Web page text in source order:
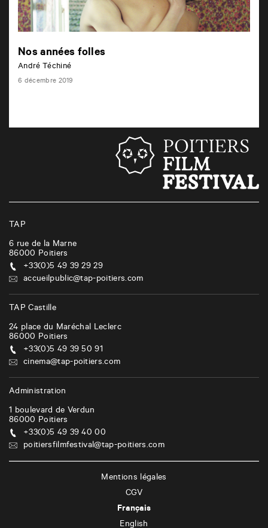
Nos années folles
André Téchiné
6 décembre 2019
TAP
6 rue de la Marne
86000 Poitiers
+33(0)5 49 39 29 29
accueilpublic@tap-poitiers.com
TAP Castille
24 place du Maréchal Leclerc
86000 Poitiers
+33(0)5 49 39 50 91
cinema@tap-poitiers.com
Administration
1 boulevard de Verdun
86000 Poitiers
+33(0)5 49 39 40 00
poitiersfilmfestival@tap-poitiers.com
Mentions légales
CGV
Français
English